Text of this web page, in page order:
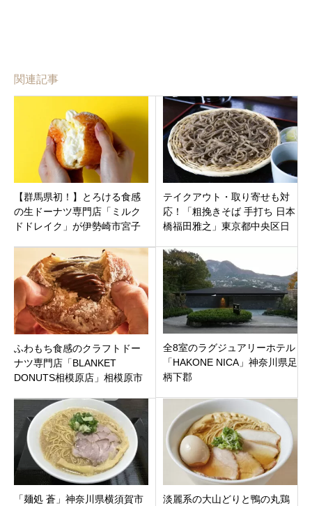
関連記事
【群馬県初！】とろける食感
の生ドーナツ専門店「ミルク
ドドレイク」が伊勢崎市宮子
内にオープン！
テイクアウト・取り寄せも対
応！「粗挽きそば 手打ち 日本
橋福田雅之」東京都中央区日
ふわもち食感のクラフトドー
ナツ専門店「BLANKET
DONUTS相模原店」相模原市
300個限定。
全8室のラグジュアリーホテル
「HAKONE NICA」神奈川県足
柄下郡
「麺処 蒼」神奈川県横須賀市
淡麗系の大山どりと鴨の丸鶏